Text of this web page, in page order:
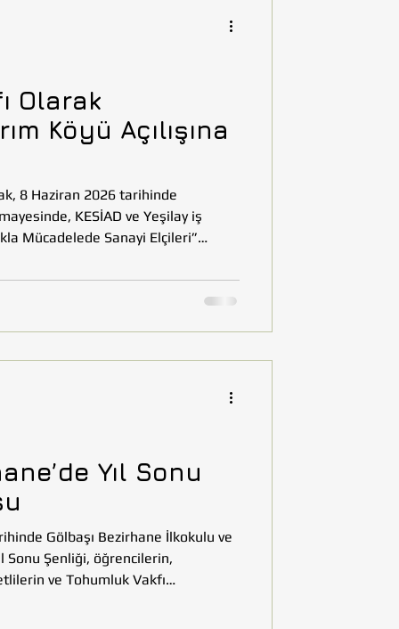
Olarak
Köyü Açılışına
8 Haziran 2026 tarihinde
KESİAD ve Yeşilay iş
Mücadelede Sanayi Elçileri”
açılışına katılım sağladık.
bu anlamlı proje, bağımlılıkla
Yıl Sonu
Gölbaşı Bezirhane İlkokulu ve
Sonu Şenliği, öğrencilerin,
Vakfı